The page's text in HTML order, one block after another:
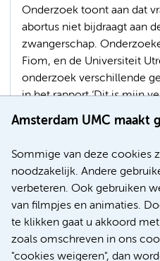
Amsterdam UMC maakt
Sommige van deze cookies
noodzakelijk. Andere
verbeteren. Ook gebruiken
van filmpjes en animaties.
te klikken gaat u akkoord
zoals omschreven in ons
"cookies weigeren", dan
Onderzoek toont aan dat
abortus niet bijdraagt aan
zwangerschap.
Fiom, en de Universiteit
onderzoek verschillende
in het rapport ‘Dit is mijn
Jenneke van Ditzhuijzen
Universiteit Utrecht):
onbedoelde
Zwangerschap & geboorte